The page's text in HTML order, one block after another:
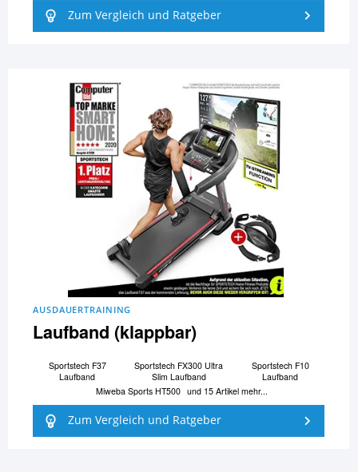
Zum Vergleich und Ratgeber
AUSDAUERTRAINING
Laufband (klappbar)
Sportstech F37
Laufband
Sportstech FX300 Ultra
Slim Laufband
Sportstech F10
Laufband
Miweba Sports HT500 und 15 Artikel mehr...
Zum Vergleich und Ratgeber